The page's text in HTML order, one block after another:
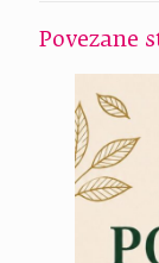
Povezane